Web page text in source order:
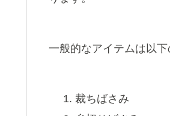
一般的なアイテムは以下
裁ちばさみ